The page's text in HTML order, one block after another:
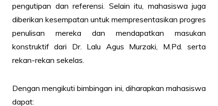
pengutipan dan referensi. Selain itu, mahasiswa juga
diberikan kesempatan untuk mempresentasikan progres
penulisan mereka dan mendapatkan masukan
konstruktif dari Dr. Lalu Agus Murzaki, M.Pd. serta
rekan-rekan sekelas.
Dengan mengikuti bimbingan ini, diharapkan mahasiswa
dapat: